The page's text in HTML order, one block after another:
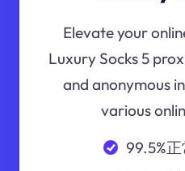
Elevate your
Luxury Socks 5
and anonymous
various
99.5%